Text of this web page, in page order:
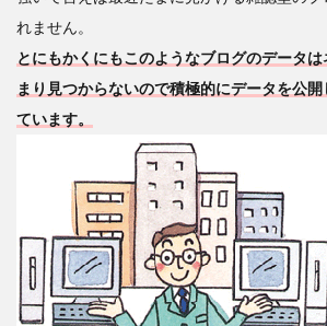
れません。
とにもかくにもこのようなブログのデータ
まり見つからないので積極的にデータを公
ています。